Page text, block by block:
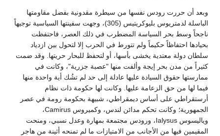
وبعد أن حررت رودس نفسها من سيطرة مقدونية بفضل مقاومتها
الباسلة لدمتريوس بليوكريتيس (305)، وجهت سفينتها السياسية توجيهاً
ناجحاً وسط بحر السياسة المضطرب في ذلك العصر، فاحتفظت
بحيادها احتفاظاً حكيماً ولم تتورط في الحرب إلا لتحول بين ازدياد
سلطان دولة معتدية يخشى بأسها، أو لتحفظ للبحار حريتها. وقد ضمت
كثيراً من مدن بحر إيجة وألفت منها "عصبة جزرية"، وكانت في
ممارستها حقوق السيادة عليها عادلة إلى حد لم تشُك أية واحدة منها
فيما لها من حق الزعامة عليها. وكانت لها حكومة ذات نظام
أرستقراطي على أساس ديمقراطي، شبيهة بحكومة رومة في عصر
الجمهورية؛ وكانت تحكم مدائن لندس، وكميروس Camirus،
وياليسوس Ialysus، ورودس مجتمعة بمهارة وعدل نسبي، ومنحت
المقيمين فيها من الأجانب من الامتيازات ما لم تمنحه أثينة من هاجر